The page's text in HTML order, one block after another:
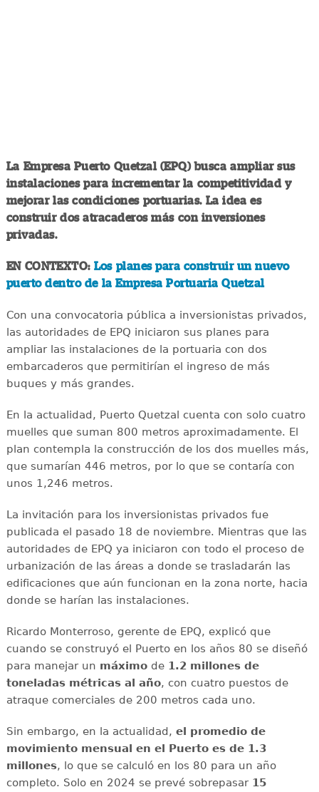
La Empresa Puerto Quetzal (EPQ) busca ampliar sus
instalaciones para incrementar la competitividad y
mejorar las condiciones portuarias. La idea es
construir dos atracaderos más con inversiones
privadas.
EN CONTEXTO: Los planes para construir un nuevo
puerto dentro de la Empresa Portuaria Quetzal
Con una convocatoria pública a inversionistas privados,
las autoridades de EPQ iniciaron sus planes para
ampliar las instalaciones de la portuaria con dos
embarcaderos que permitirían el ingreso de más
buques y más grandes.
En la actualidad, Puerto Quetzal cuenta con solo cuatro
muelles que suman 800 metros aproximadamente. El
plan contempla la construcción de los dos muelles más,
que sumarían 446 metros, por lo que se contaría con
unos 1,246 metros.
La invitación para los inversionistas privados fue
publicada el pasado 18 de noviembre. Mientras que las
autoridades de EPQ ya iniciaron con todo el proceso de
urbanización de las áreas a donde se trasladarán las
edificaciones que aún funcionan en la zona norte, hacia
donde se harían las instalaciones.
Ricardo Monterroso, gerente de EPQ, explicó que
cuando se construyó el Puerto en los años 80 se diseñó
para manejar un máximode 1.2 millones de
toneladas métricas al año, con cuatro puestos de
atraque comerciales de 200 metros cada uno.
Sin embargo, en la actualidad, el promedio de
movimiento mensual en el Puerto es de 1.3
millones, lo que se calculó en los 80 para un año
completo. Solo en 2024 se prevé sobrepasar 15